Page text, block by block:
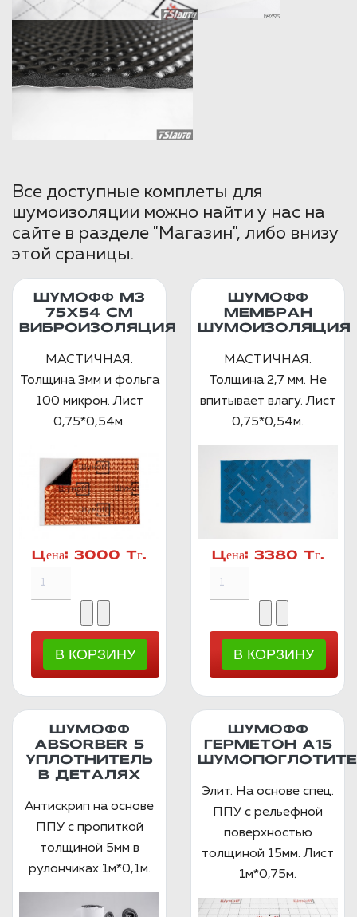
Все доступные комплеты для
шумоизоляции можно найти у нас на
сайте в разделе "Магазин", либо внизу
этой сраницы.
ШУМОФФ М3
75Х54 СМ
ВИБРОИЗОЛЯЦИЯ
МАСТИЧНАЯ.
Толщина 3мм и фольга
100 микрон. Лист
0,75*0,54м.
Цена: 3000 Тг.
ШУМОФФ
МЕМБРАН
ШУМОИЗОЛЯЦИЯ
МАСТИЧНАЯ.
Толщина 2,7 мм. Не
впитывает влагу. Лист
0,75*0,54м.
Цена: 3380 Тг.
ШУМОФФ
ABSORBER 5
УПЛОТНИТЕЛЬ
В ДЕТАЛЯХ
Антискрип на основе
ППУ с пропиткой
толщиной 5мм в
рулончиках 1м*0,1м.
ШУМОФФ
ГЕРМЕТОН А15
Элит. На основе спец.
ППУ с рельефной
поверхностью
толщиной 15мм. Лист
1м*0,75м.